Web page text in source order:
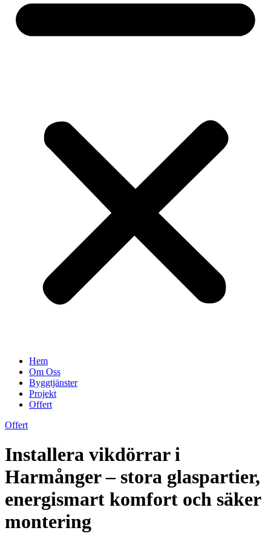
Hem
Om Oss
Byggtjänster
Projekt
Offert
Offert
Installera vikdörrar i
Harmånger – stora glaspartier,
energismart komfort och säker
montering